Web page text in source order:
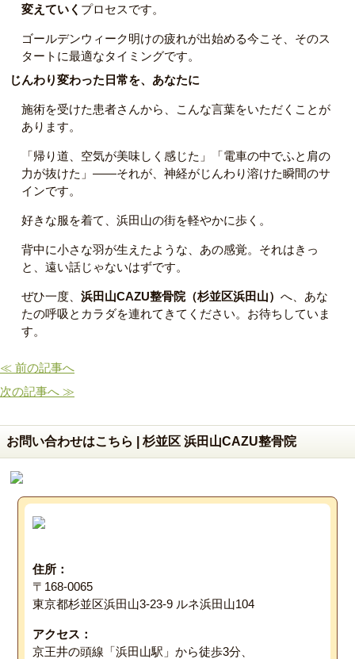
変えていく プロセスです。
ゴールデンウィーク明けの疲れが出始める今こそ、そのス
タートに最適なタイミングです。
じんわり変わった日常を、あなたに
施術を受けた患者さんから、こんな言葉をいただくことが
あります。
「帰り道、空気が美味しく感じた」「電車の中でふと肩の
力が抜けた」——それが、神経がじんわり溶けた瞬間のサ
インです。
好きな服を着て、浜田山の街を軽やかに歩く。
背中に小さな羽が生えたような、あの感覚。それはきっ
と、遠い話じゃないはずです。
ぜひ一度、 浜田山CAZU整骨院（杉並区浜田山） へ、あな
たの呼吸とカラダを連れてきてください。お待ちしていま
す。
≪ 前の記事へ
次の記事へ ≫
お問い合わせはこちら | 杉並区 浜田山CAZU整骨院
住所：
〒168-0065
東京都杉並区浜田山3-23-9 ルネ浜田山104
アクセス：
京王井の頭線「浜田山駅」から徒歩3分、